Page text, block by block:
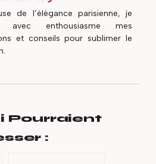
de l’élégance parisienne, je
avec enthousiasme mes
et conseils pour sublimer le
Pourraient
: